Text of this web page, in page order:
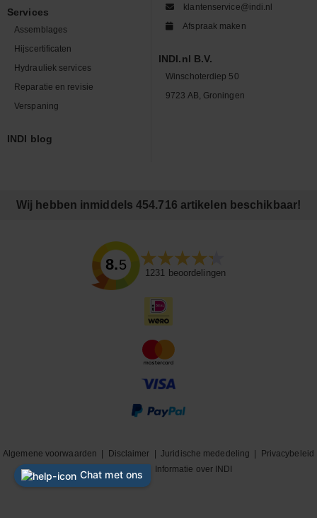
Services
Assemblages
Hijscertificaten
Hydrauliek services
Reparatie en revisie
Verspaning
INDI blog
klantenservice@indi.nl
Afspraak maken
INDI.nl B.V.
Winschoterdiep 50
9723 AB, Groningen
Wij hebben inmiddels 454.716 artikelen beschikbaar!
8.5
1231 beoordelingen
Algemene voorwaarden Disclaimer |Juridische mededeling
Privacybeleid
|
Cookiebeleid Informatie over INDI